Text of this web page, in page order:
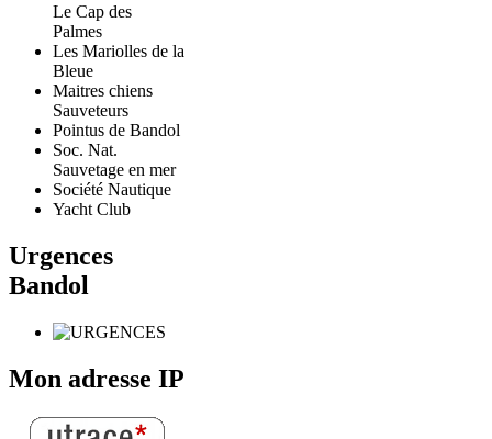
Le Cap des
Palmes
Les Mariolles de la
Bleue
Maitres chiens
Sauveteurs
Pointus de Bandol
Soc. Nat.
Sauvetage en mer
Société Nautique
Yacht Club
Urgences
Bandol
Mon adresse IP